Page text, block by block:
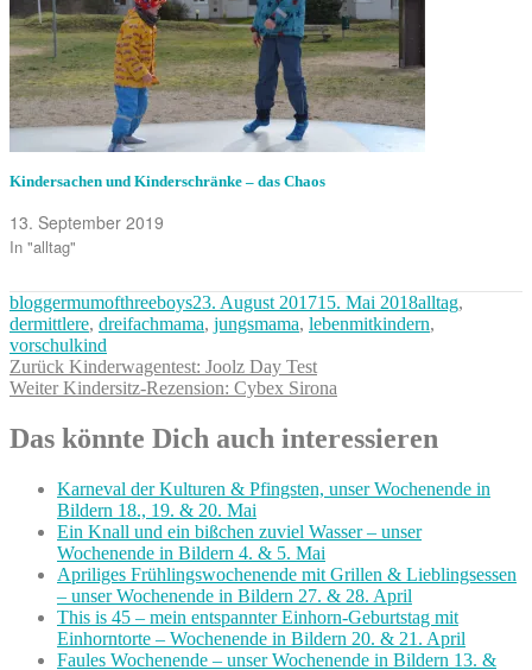
Kindersachen und Kinderschränke – das Chaos
13. September 2019
In "alltag"
Autor
bloggermumofthreeboysVeröffentlicht
am
23. August 201715. Mai 2018Kategorien
alltag,
dermittlere, dreifachmama, jungsmama, lebenmitkindern,
vorschulkind
Beitragsnavigation
Zurück Vorheriger
Beitrag:
Kinderwagentest: Joolz Day Test
Weiter Nächster
Kindersitz-Rezension: Cybex Sirona
Das könnte Dich auch interessieren
Karneval der Kulturen & Pfingsten, unser Wochenende in
Bildern 18., 19. & 20. Mai
Ein Knall und ein bißchen zuviel Wasser – unser
Wochenende in Bildern 4. & 5. Mai
Apriliges Frühlingswochenende mit Grillen & Lieblingsessen
– unser Wochenende in Bildern 27. & 28. April
This is 45 – mein entspannter Einhorn-Geburtstag mit
Einhorntorte – Wochenende in Bildern 20. & 21. April
Faules Wochenende – unser Wochenende in Bildern 13. &